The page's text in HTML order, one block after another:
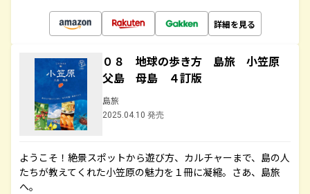
詳細を見る
０８ 地球の歩き方 島旅 小笠原
父島 母島 ４訂版
島旅
2025.04.10 発売
ようこそ！絶景スポットから遊び方、カルチャーまで、島の人
たちが教えてくれた小笠原の魅力を１冊に凝縮。さあ、島旅
へ。